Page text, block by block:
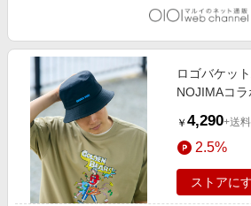
ロゴバケッ
NOJIMAコラ
￥ 4,290+送
2.5%
ストアに